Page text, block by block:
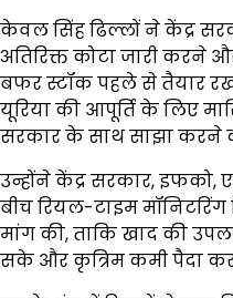
केवल सिंह ढिल्लों ने केंद्र
अतिरिक्त कोटा जारी करने
बफर स्टॉक पहले से तैयार
यूरिया की आपूर्ति के लिए
सरकार के साथ साझा करने
उन्होंने केंद्र सरकार,
बीच रियल-टाइम
मांग की, ताकि खाद की
सके और कृत्रिम कमी पैदा